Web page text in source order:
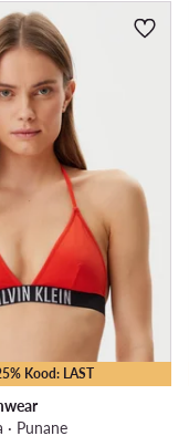
Kood: LAST
· Punane